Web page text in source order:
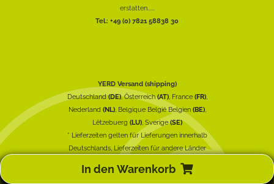
In den Warenkorb
erstatten......
Tel.: +49 (0) 7821 58838 30
YERD Versand (shipping)
Deutschland(DE), Österreich(AT), France (FR),
Nederland (NL), Belgique België Belgien (BE),
Lëtzebuerg (LU), Sverige(SE)
* Lieferzeiten gelten für Lieferungen innerhalb
Deutschlands, Lieferzeiten für andere Länder
entnehmen Sie bitte der Schaltfläche mit den
Versandinformationen